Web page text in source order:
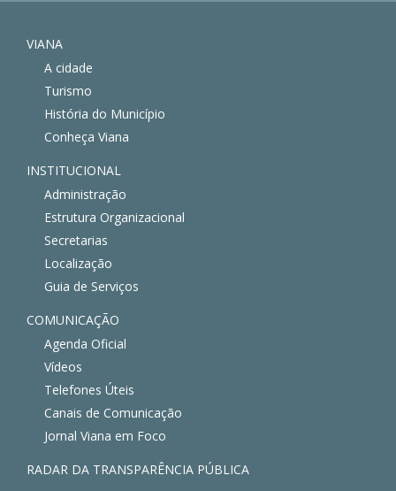
VIANA
A cidade
Turismo
História do Município
Conheça Viana
INSTITUCIONAL
Administração
Estrutura Organizacional
Secretarias
Localização
Guia de Serviços
COMUNICAÇÃO
Agenda Oficial
Vídeos
Telefones Úteis
Canais de Comunicação
Jornal Viana em Foco
RADAR DA TRANSPARÊNCIA PÚBLICA